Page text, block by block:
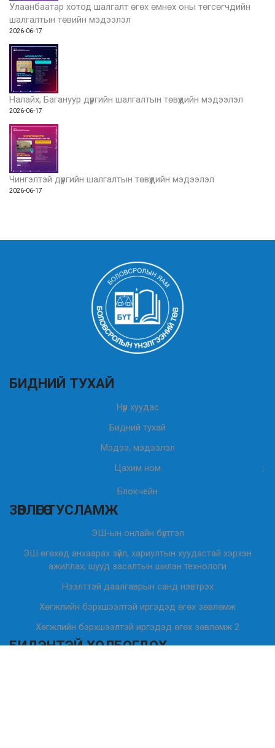
Улаанбаатар хотод шалгалт өгөх өмнөх оны төгсөгчдийн
шалгалтын төвийн мэдээлэл
2026-06-17
Налайх, Багануур дүүргийн шалгалтын төвүүдийн мэдээлэл
2026-06-17
Чингэлтэй дүүргийн шалгалтын төвүүдийн мэдээлэл
2026-06-17
БИДНИЙ ТУХАЙ
Нүүр хуудас
Бидний тухай
Мэдээ, мэдээлэл
Цахим ном
Блокчейн
ЗӨВЛӨГӨӨ ТУСЛАМЖ
ЭШ-ын онлайн бүртгэл
ЭШ өгөхөд анхаарах зүйл, хариултын хуудастай хэрхэн
ажиллах, шууд засалтын шилэн технологи
Нээлттэй даалгаврын санд нэвтрэх
Хөгжлийн бэрхшээлтэй иргэдэд өгөх зөвлөмж
Хөгжлийн бэрхшээлтэй иргэдэд өгөх зөвлөмж 2
БИДЭНТЭЙ ХОЛБОГДОХ